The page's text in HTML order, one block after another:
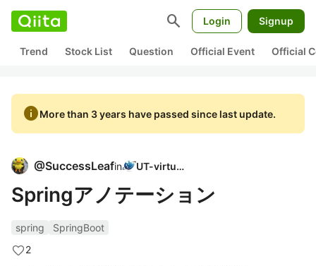
search Login Signup
Trend Stock List Question Official Event Official
infoMore than 3 years have passed since last update.
@SuccessLeafin UT-virtual
Springアノテーション
spring
SpringBoot
2